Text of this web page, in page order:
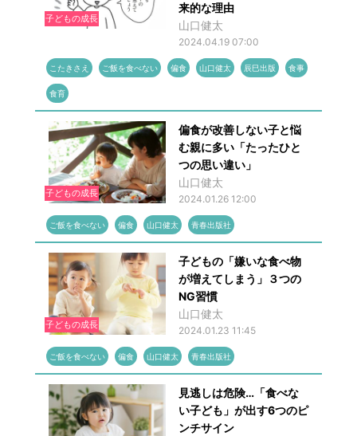
子どもの成長
来的な理由
山口健太
2024.04.19 07:00
こたきさえ ご飯を食べない 偏食 山口健太 辰巳出版 食事
食育
子どもの成長
偏食が改善しない子と悩
む親に多い「たったひと
つの思い違い」
山口健太
2024.01.26 12:00
ご飯を食べない 偏食 山口健太 青春出版社
子どもの成長
子どもの「嫌いな食べ物
が増えてしまう」３つの
NG習慣
山口健太
2024.01.23 11:45
ご飯を食べない 偏食 山口健太 青春出版社
見逃しは危険…「食べな
い子ども」が出す6つのピ
ンチサイン